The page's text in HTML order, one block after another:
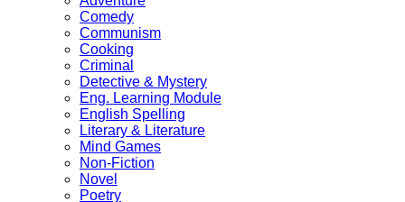
Comedy
Communism
Cooking
Criminal
Detective & Mystery
Eng. Learning Module
English Spelling
Literary & Literature
Mind Games
Non-Fiction
Novel
Poetry